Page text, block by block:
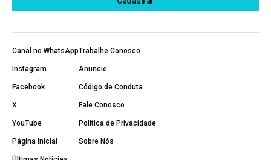
Canal no WhatsApp
Instagram
Facebook
X
YouTube
Página Inicial
Trabalhe Conosco
Anuncie
Código de Conduta
Fale Conosco
Política de Privacidade
Sobre Nós